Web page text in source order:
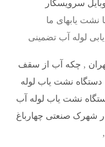
سرویسکار
نشت یابهای ما
لوله آب تضمینی
, چکه آب از سقف
دستگاه نشت یاب لوله
نشت یاب لوله آب
شهرک صنعتی چهارباغ
,